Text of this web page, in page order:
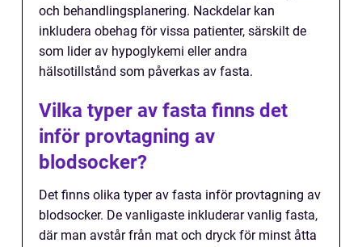
och behandlingsplanering. Nackdelar kan
inkludera obehag för vissa patienter, särskilt de
som lider av hypoglykemi eller andra
hälsotillstånd som påverkas av fasta.
Vilka typer av fasta finns det
inför provtagning av
blodsocker?
Det finns olika typer av fasta inför provtagning av
blodsocker. De vanligaste inkluderar vanlig fasta,
där man avstår från mat och dryck för minst åtta